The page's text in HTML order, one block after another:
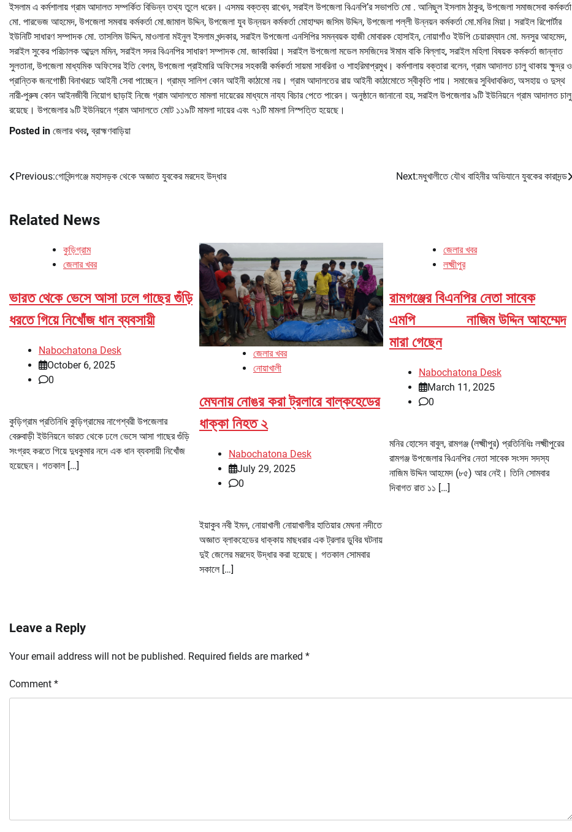
ইসলাম এ কর্মশালায় গ্রাম আদালত সম্পর্কিত বিভিন্ন তথ্য তুলে ধরেন। এসময় বক্তব্য রাখেন, সরাইল উপজেলা বিএনপি’র সভাপতি মো . আনিছুল ইসলাম ঠাকুর, উপজেলা সমাজসেবা কর্মকর্তা
মো. পারভেজ আহমেদ, উপজেলা সমবায় কর্মকর্তা মো.জামাল উদ্দিন, উপজেলা যুব উন্নয়ন কর্মকর্তা মোহাম্মদ জসিম উদ্দিন, উপজেলা পল্লী উন্নয়ন কর্মকর্তা মো.মনির মিয়া। সরাইল রিপোর্টার
ইউনিটি সাধারণ সম্পাদক মো. তাসলিম উদ্দিন, মাওলানা মইনুল ইসলাম খন্দকার, সরাইল উপজেলা এনসিপির সমন্বয়ক হাজী মোবারক হোসাইন, নোয়াগাঁও ইউপি চেয়ারম্যান মো. মনসুর আহমেদ,
সরাইল সুকের পরিচালক আব্দুল মমিন, সরাইল সদর বিএনপির সাধারণ সম্পাদক মো. জাকারিয়া। সরাইল উপজেলা মডেল মসজিদের ঈমাম বাকি বিল্লাহ, সরাইল মহিলা বিষয়ক কর্মকর্তা জান্নাত
সুলতানা, উপজেলা মাধ্যমিক অফিসের ইতি বেগম, উপজেলা প্রাইমারি অফিসের সহকারী কর্মকর্তা সায়মা সাবরিনা ও শাহরিমাপ্রমুখ। কর্মশালায় বক্তারা বলেন, গ্রাম আদালত চালু থাকায় ক্ষুদ্র ও
প্রান্তিক জনগোষ্ঠী বিনাখরচে আইনী সেবা পাচ্ছেন। গ্রাম্য সালিশ কোন আইনী কাঠামো নয়। গ্রাম আদালতের রায় আইনী কাঠামোতে স্বীকৃতি পায়। সমাজের সুবিধাবঞ্চিত, অসহায় ও দুস্থ
নারী-পুরুষ কোন আইনজীবী নিয়োগ ছাড়াই নিজে গ্রাম আদালতে মামলা দায়েরের মাধ্যমে নায্য বিচার পেতে পারেন। অনুষ্ঠানে জানানো হয়, সরাইল উপজেলার ৯টি ইউনিয়নে গ্রাম আদালত চালু
রয়েছে। উপজেলার ৯টি ইউনিয়নে গ্রাম আদালতে মোট ১১৯টি মামলা দায়ের এবং ৭১টি মামলা নিস্পত্তি হয়েছে।
Posted in জেলার খবর,ব্রাহ্মণবাড়িয়া
Post
Previous:গোবিন্দগঞ্জে মহাসড়ক থেকে অজ্ঞাত যুবকের মরদেহ উদ্ধার Next:মধুখালীতে যৌথ বাহিনীর অভিযানে যুবকের কারাদন্ড
Related News
কুড়িগ্রাম
জেলার খবর
ভারত থেকে ভেসে আসা ঢলে গাছের গুঁড়ি
ধরতে গিয়ে নিখোঁজ ধান ব্যবসায়ী
Nabochatona Desk
October 6, 2025
0
কুড়িগ্রাম প্রতিনিধি কুড়িগ্রামের নাগেশ্বরী উপজেলার
বেরুবাড়ী ইউনিয়নে ভারত থেকে ঢলে ভেসে আসা গাছের গুঁড়ি
সংগ্রহ করতে গিয়ে দুধকুমার নদে এক ধান ব্যবসায়ী নিখোঁজ
হয়েছেন। গতকাল […]
জেলার খবর
নোয়াখালী
মেঘনায় নোঙর করা ট্রলারে বাল্কহেডের
ধাক্কা নিহত ২
Nabochatona Desk
July 29, 2025
0
ইয়াকুব নবী ইমন, নোয়াখালী নোয়াখালীর হাতিয়ার মেঘনা নদীতে
অজ্ঞাত ব্লাকহেডের ধাক্কায় মাছধরার এক ট্রলার ডুবির ঘটনায়
দুই জেলের মরদেহ উদ্ধার করা হয়েছে। গতকাল সোমবার
সকালে […]
জেলার খবর
লক্ষ্মীপুর
রামগঞ্জের বিএনপির নেতা সাবেক
এমপি নাজিম উদ্দিন আহম্মেদ
মারা গেছেন
Nabochatona Desk
March 11, 2025
0
মনির হোসেন বাবুল, রামগঞ্জ (লক্ষ্মীপুর) প্রতিনিধিঃ লক্ষ্মীপুরের
রামগঞ্জ উপজেলার বিএনপির নেতা সাবেক সংসদ সদস্য
নাজিম উদ্দিন আহমেদ (৮৫) আর নেই। তিনি সোমবার
দিবাগত রাত ১১ […]
Leave a Reply
Your email address will not be published. Required fields are marked *
Comment *